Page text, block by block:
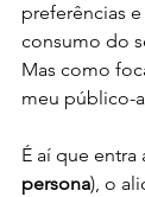
preferências
consumo do
Mas como
meu público-
É aí que entra
persona), o